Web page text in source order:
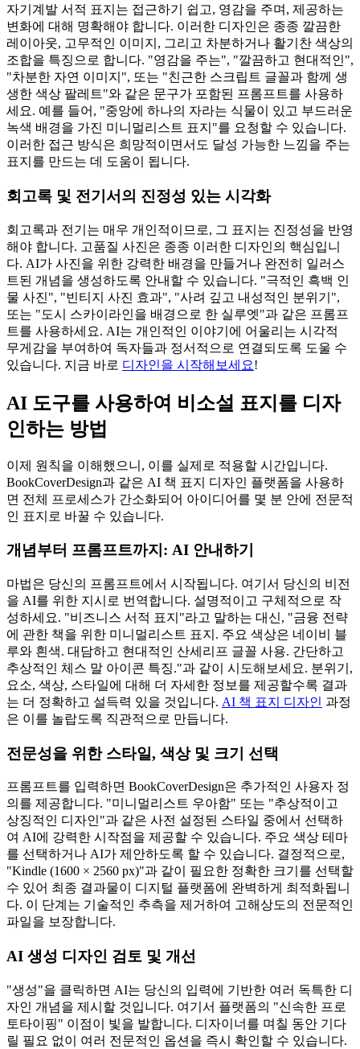
자기계발 서적 표지는 접근하기 쉽고, 영감을 주며, 제공하는
변화에 대해 명확해야 합니다. 이러한 디자인은 종종 깔끔한
레이아웃, 고무적인 이미지, 그리고 차분하거나 활기찬 색상의
조합을 특징으로 합니다. "영감을 주는", "깔끔하고 현대적인",
"차분한 자연 이미지", 또는 "친근한 스크립트 글꼴과 함께 생
생한 색상 팔레트"와 같은 문구가 포함된 프롬프트를 사용하
세요. 예를 들어, "중앙에 하나의 자라는 식물이 있고 부드러운
녹색 배경을 가진 미니멀리스트 표지"를 요청할 수 있습니다.
이러한 접근 방식은 희망적이면서도 달성 가능한 느낌을 주는
표지를 만드는 데 도움이 됩니다.
회고록 및 전기서의 진정성 있는 시각화
회고록과 전기는 매우 개인적이므로, 그 표지는 진정성을 반영
해야 합니다. 고품질 사진은 종종 이러한 디자인의 핵심입니
다. AI가 사진을 위한 강력한 배경을 만들거나 완전히 일러스
트된 개념을 생성하도록 안내할 수 있습니다. "극적인 흑백 인
물 사진", "빈티지 사진 효과", "사려 깊고 내성적인 분위기",
또는 "도시 스카이라인을 배경으로 한 실루엣"과 같은 프롬프
트를 사용하세요. AI는 개인적인 이야기에 어울리는 시각적
무게감을 부여하여 독자들과 정서적으로 연결되도록 도울 수
있습니다. 지금 바로 디자인을 시작해보세요!
AI 도구를 사용하여 비소설 표지를 디자
인하는 방법
이제 원칙을 이해했으니, 이를 실제로 적용할 시간입니다.
BookCoverDesign과 같은 AI 책 표지 디자인 플랫폼을 사용하
면 전체 프로세스가 간소화되어 아이디어를 몇 분 안에 전문적
인 표지로 바꿀 수 있습니다.
개념부터 프롬프트까지: AI 안내하기
마법은 당신의 프롬프트에서 시작됩니다. 여기서 당신의 비전
을 AI를 위한 지시로 번역합니다. 설명적이고 구체적으로 작
성하세요. "비즈니스 서적 표지"라고 말하는 대신, "금융 전략
에 관한 책을 위한 미니멀리스트 표지. 주요 색상은 네이비 블
루와 흰색. 대담하고 현대적인 산세리프 글꼴 사용. 간단하고
추상적인 체스 말 아이콘 특징."과 같이 시도해보세요. 분위기,
요소, 색상, 스타일에 대해 더 자세한 정보를 제공할수록 결과
는 더 정확하고 설득력 있을 것입니다. AI 책 표지 디자인 과정
은 이를 놀랍도록 직관적으로 만듭니다.
전문성을 위한 스타일, 색상 및 크기 선택
프롬프트를 입력하면 BookCoverDesign은 추가적인 사용자 정
의를 제공합니다. "미니멀리스트 우아함" 또는 "추상적이고
상징적인 디자인"과 같은 사전 설정된 스타일 중에서 선택하
여 AI에 강력한 시작점을 제공할 수 있습니다. 주요 색상 테마
를 선택하거나 AI가 제안하도록 할 수 있습니다. 결정적으로,
"Kindle (1600 × 2560 px)"과 같이 필요한 정확한 크기를 선택할
수 있어 최종 결과물이 디지털 플랫폼에 완벽하게 최적화됩니
다. 이 단계는 기술적인 추측을 제거하여 고해상도의 전문적인
파일을 보장합니다.
AI 생성 디자인 검토 및 개선
"생성"을 클릭하면 AI는 당신의 입력에 기반한 여러 독특한 디
자인 개념을 제시할 것입니다. 여기서 플랫폼의 "신속한 프로
토타이핑" 이점이 빛을 발합니다. 디자이너를 며칠 동안 기다
릴 필요 없이 여러 전문적인 옵션을 즉시 확인할 수 있습니다.